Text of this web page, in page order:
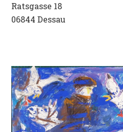
Ratsgasse 18
06844 Dessau